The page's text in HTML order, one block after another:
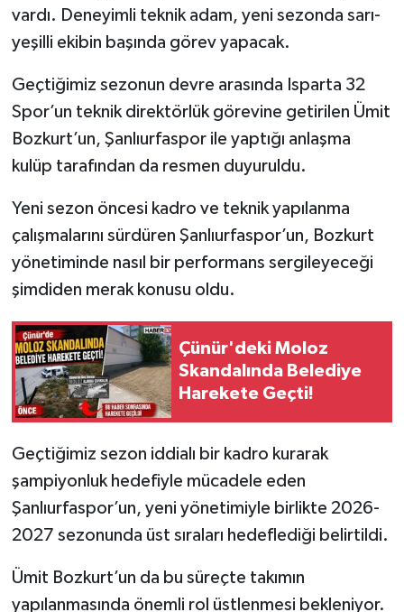
vardı. Deneyimli teknik adam, yeni sezonda sarı-
yeşilli ekibin başında görev yapacak.
Geçtiğimiz sezonun devre arasında Isparta 32
Spor’un teknik direktörlük görevine getirilen Ümit
Bozkurt’un, Şanlıurfaspor ile yaptığı anlaşma
kulüp tarafından da resmen duyuruldu.
Yeni sezon öncesi kadro ve teknik yapılanma
çalışmalarını sürdüren Şanlıurfaspor’un, Bozkurt
yönetiminde nasıl bir performans sergileyeceği
şimdiden merak konusu oldu.
Çünür'deki Moloz
Skandalında Belediye
Harekete Geçti!
Geçtiğimiz sezon iddialı bir kadro kurarak
şampiyonluk hedefiyle mücadele eden
Şanlıurfaspor’un, yeni yönetimiyle birlikte 2026-
2027 sezonunda üst sıraları hedeflediği belirtildi.
Ümit Bozkurt’un da bu süreçte takımın
yapılanmasında önemli rol üstlenmesi bekleniyor.
Spor
Tarihi Yapılarımız
Teknoloji
Türkiye
Yerel
Künye